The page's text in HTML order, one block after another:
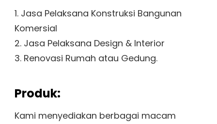
1. Jasa Pelaksana Konstruksi Bangunan
Komersial
2. Jasa Pelaksana Design & Interior
3. Renovasi Rumah atau Gedung.
Produk:
Kami menyediakan berbagai macam